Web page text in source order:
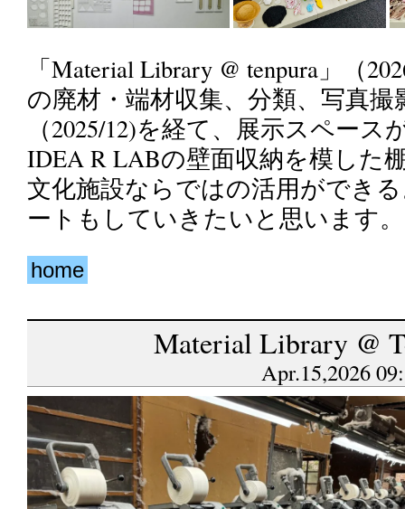
「Material Library @ tenpura」（
の廃材・端材収集、分類、写真
（2025/12)を経て、展示スペー
IDEA R LABの壁面収納を模した
文化施設ならではの活用ができ
ートもしていきたいと思います。
home
Material Library @
Apr.15,2026